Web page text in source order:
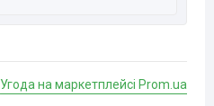
Угода на маркетплейсі Prom.ua